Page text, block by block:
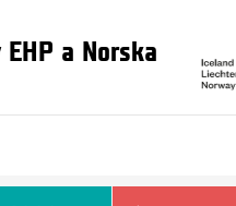
EHP a Norska